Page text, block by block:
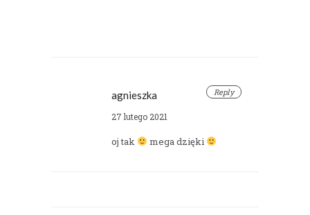
Reply
agnieszka
27 lutego 2021
oj tak mega dzięki